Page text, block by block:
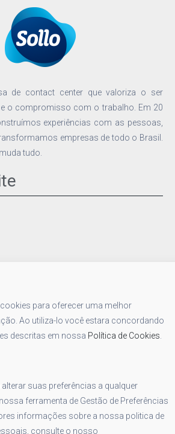
para oferecer uma melhor
Ao utiliza-lo você estara concordando
descritas em nossa Política de Cookies
suas preferências a qualquer
ferramenta de Gestão de Preferências
informações sobre a nossa politica de
consulte o nosso
de contact center que valoriza o ser
o compromisso com o trabalho. Em 20
experiências com as pessoas,
empresas de todo o Brasil.
tudo.